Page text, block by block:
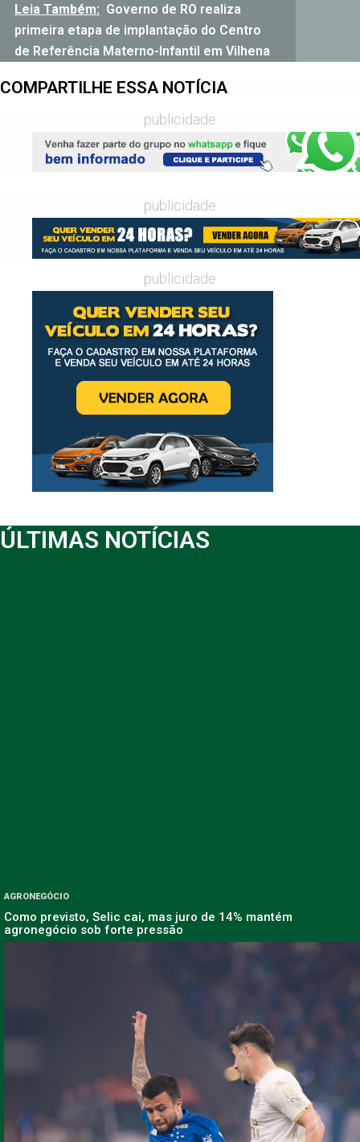
Leia Também: Governo de RO realiza
primeira etapa de implantação do Centro
de Referência Materno-Infantil em Vilhena
COMPARTILHE ESSA NOTÍCIA
publicidade
publicidade
publicidade
ÚLTIMAS NOTÍCIAS
AGRONEGÓCIO
Como previsto, Selic cai, mas juro de 14% mantém
agronegócio sob forte pressão